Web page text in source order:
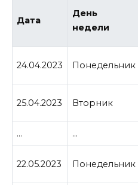
Дата
День
недели
24.04.2023 Понедельник
25.04.2023 Вторник
… …
22.05.2023 Понедельник